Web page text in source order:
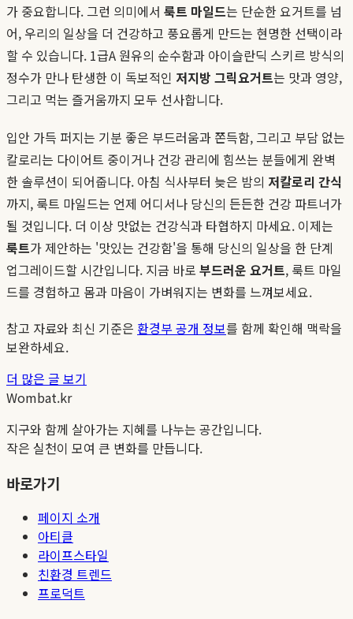
가 중요합니다. 그런 의미에서 룩트 마일드는 단순한 요거트를 넘
어, 우리의 일상을 더 건강하고 풍요롭게 만드는 현명한 선택이라
할 수 있습니다. 1급A 원유의 순수함과 아이슬란딕 스키르 방식의
정수가 만나 탄생한 이 독보적인 저지방 그릭요거트는 맛과 영양,
그리고 먹는 즐거움까지 모두 선사합니다.
입안 가득 퍼지는 기분 좋은 부드러움과 쫀득함, 그리고 부담 없는
칼로리는 다이어트 중이거나 건강 관리에 힘쓰는 분들에게 완벽
한 솔루션이 되어줍니다. 아침 식사부터 늦은 밤의 저칼로리 간식
까지, 룩트 마일드는 언제 어디서나 당신의 든든한 건강 파트너가
될 것입니다. 더 이상 맛없는 건강식과 타협하지 마세요. 이제는
룩트가 제안하는 '맛있는 건강함'을 통해 당신의 일상을 한 단계
업그레이드할 시간입니다. 지금 바로 부드러운 요거트, 룩트 마일
드를 경험하고 몸과 마음이 가벼워지는 변화를 느껴보세요.
참고 자료와 최신 기준은 환경부 공개 정보를 함께 확인해 맥락을
보완하세요.
더 많은 글 보기
Wombat.kr
지구와 함께 살아가는 지혜를 나누는 공간입니다.
작은 실천이 모여 큰 변화를 만듭니다.
바로가기
페이지 소개
아티클
라이프스타일
친환경 트렌드
프로덕트